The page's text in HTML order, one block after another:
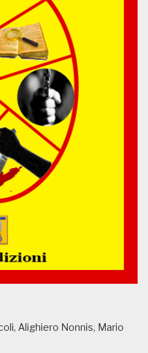
Alighiero Nonnis, Mario